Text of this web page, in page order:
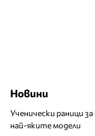
Новини
Ученически раници
най-яките модели